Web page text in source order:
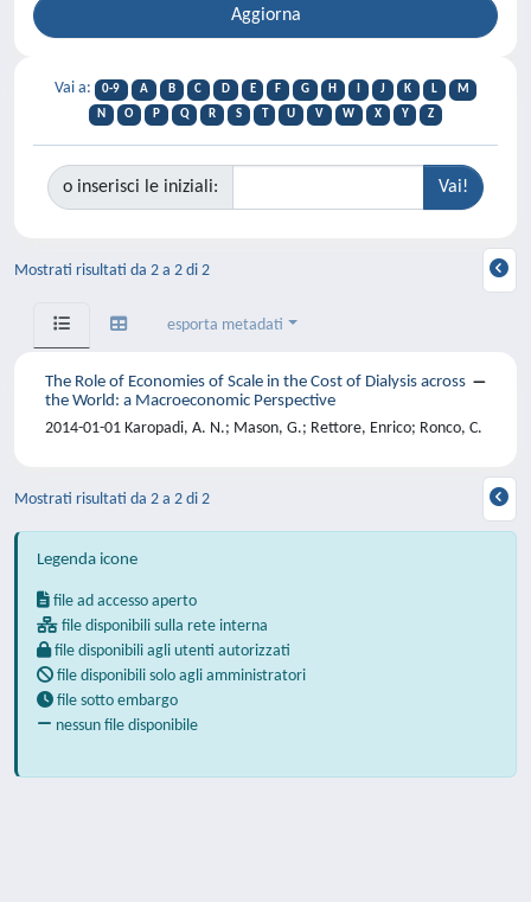
Vai a: 0-9 A B C D E F G H J K L
M
N
O P Q R S T U V W X Y Z
o inserisci le iniziali:
Mostrati risultati da 2 a 2 di 2
esporta metadati
The Role of Economies of Scale in the Cost of Dialysis across
the World: a Macroeconomic Perspective
2014-01-01 Karopadi, A. N.; Mason, G.; Rettore, Enrico; Ronco, C.
Mostrati risultati da 2 a 2 di 2
Legenda icone
file ad accesso aperto
file disponibili sulla rete interna
file disponibili agli utenti autorizzati
file disponibili solo agli amministratori
file sotto embargo
nessun file disponibile